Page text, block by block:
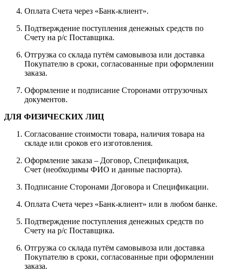
Оплата Счета через «Банк-клиент».
Подтверждение поступления денежных средств по
Счету на р/с Поставщика.
Отгрузка со склада путём самовывоза или доставка
Покупателю в сроки, согласованные при оформлении
заказа.
Оформление и подписание Сторонами отгрузочных
документов.
ДЛЯ ФИЗИЧЕСКИХ ЛИЦ
Согласование стоимости товара, наличия товара на
складе или сроков его изготовления.
Оформление заказа – Договор, Спецификация,
Счет (необходимы ФИО и данные паспорта).
Подписание Сторонами Договора и Спецификации.
Оплата Счета через «Банк-клиент» или в любом банке.
Подтверждение поступления денежных средств по
Счету на р/с Поставщика.
Отгрузка со склада путём самовывоза или доставка
Покупателю в сроки, согласованные при оформлении
заказа.